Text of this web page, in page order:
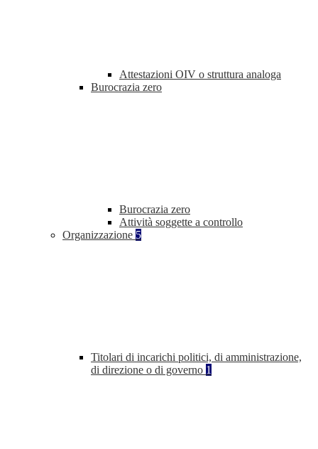
Attestazioni OIV o struttura analoga
Burocrazia zero
Burocrazia zero
Attività soggette a controllo
Organizzazione 5
Titolari di incarichi politici, di amministrazione,
di direzione o di governo 1